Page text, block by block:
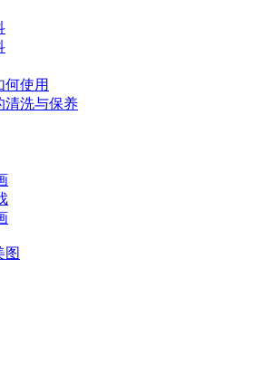
何使用
清洗与保养
图